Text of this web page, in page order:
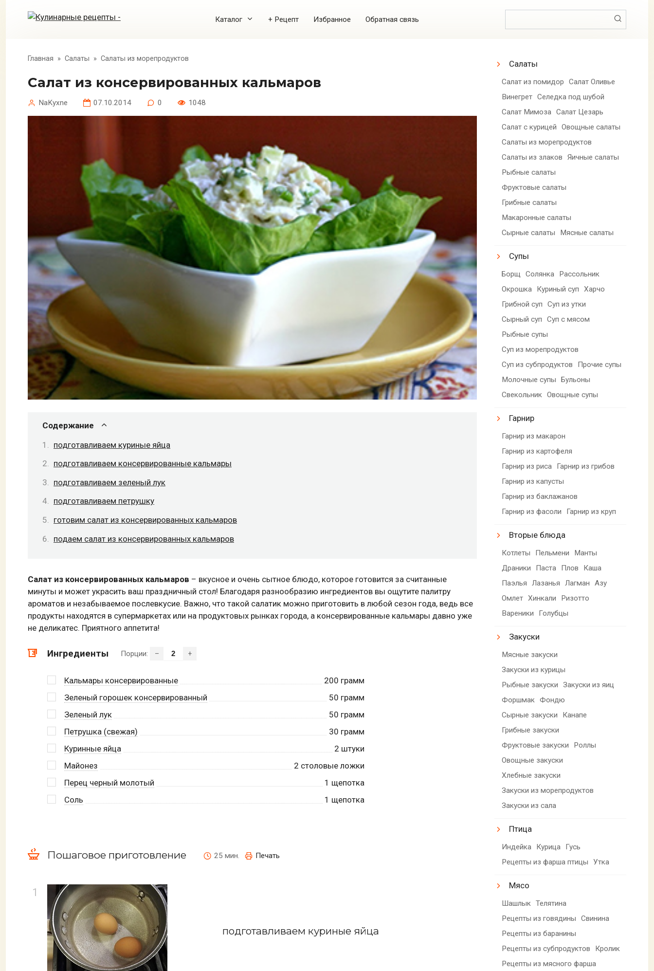
Каталог + Рецепт Избранное Обратная связь
Главная » Салаты » Салаты из морепродуктов
Салат из консервированных кальмаров
NaKyxne 07.10.2014 0 1048
Содержание
подготавливаем куриные яйца
подготавливаем консервированные кальмары
подготавливаем зеленый лук
подготавливаем петрушку
готовим салат из консервированных кальмаров
подаем салат из консервированных кальмаров
Салат из консервированных кальмаров – вкусное и очень сытное блюдо, которое готовится за считанные
минуты и может украсить ваш праздничный стол! Благодаря разнообразию ингредиентов вы ощутите палитру
ароматов и незабываемое послевкусие. Важно, что такой салатик можно приготовить в любой сезон года, ведь все
продукты находятся в супермаркетах или на продуктовых рынках города, а консервированные кальмары давно уже
не деликатес. Приятного аппетита!
Ингредиенты Порции: – +
Кальмары консервированные 200 грамм
Зеленый горошек консервированный
50 грамм
Зеленый лук
50 грамм
Петрушка (свежая)
30 грамм
Куринные яйца
2 штуки
Майонез
2 столовые ложки
Перец черный молотый
1 щепотка
Соль
1 щепотка
Пошаговое приготовление 25 мин. Печать
подготавливаем куриные яйца
Салаты
Салат из помидор
Салат Оливье
Винегрет Селедка под шубой
Салат Мимоза Салат Цезарь
Салат с курицей
Овощные салаты
Салаты из морепродуктов
Салаты из злаков
Яичные салаты
Рыбные салаты
Фруктовые салаты
Грибные салаты
Макаронные салаты
Сырные салаты
Мясные салаты
Супы
Борщ Солянка
Рассольник
Окрошка
Куриный суп
Харчо
Грибной суп
Суп из утки
Сырный суп
Суп с мясом
Рыбные супы
Суп из морепродуктов
Суп из субпродуктов
Прочие супы
Молочные супы
Бульоны
Свекольник Овощные супы
Гарнир
Гарнир из макарон
Гарнир из картофеля
Гарнир из риса
Гарнир из грибов
Гарнир из капусты
Гарнир из баклажанов
Гарнир из фасоли
Гарнир из круп
Вторые блюда
Котлеты Пельмени
Манты
Драники
Паста Плов
Каша
Паэлья
Лазанья Лагман
Азу
Омлет Хинкали
Ризотто
Вареники
Голубцы
Закуски
Мясные закуски
Закуски из курицы
Рыбные закуски
Закуски из яиц
Форшмак Фондю
Сырные закуски
Канапе
Грибные закуски
Фруктовые закуски
Роллы
Овощные закуски
Хлебные закуски
Закуски из морепродуктов
Закуски из сала
Птица
Индейка Курица
Гусь
Рецепты из фарша птицы
Утка
Мясо
Шашлык Телятина
Рецепты из говядины
Свинина
Рецепты из баранины
Рецепты из субпродуктов
Кролик
Рецепты из мясного фарша